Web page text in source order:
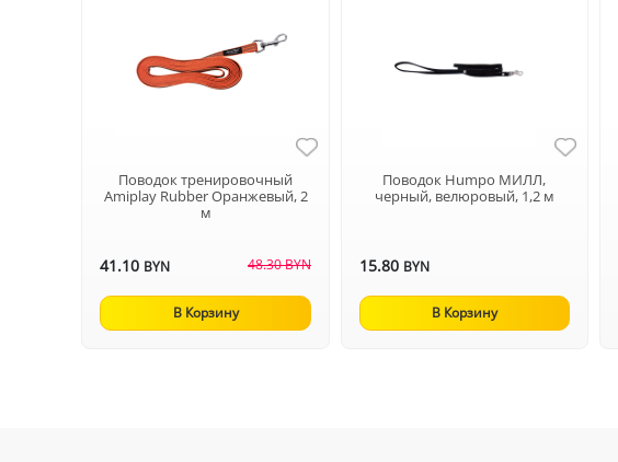
Поводок тренировочный
Аmiplay Rubber Оранжевый, 2
м
41.10 BYN 48.30 BYN
В Корзину
Поводок Humpo МИЛЛ,
черный, велюровый, 1,2 м
15.80 BYN
В Корзину